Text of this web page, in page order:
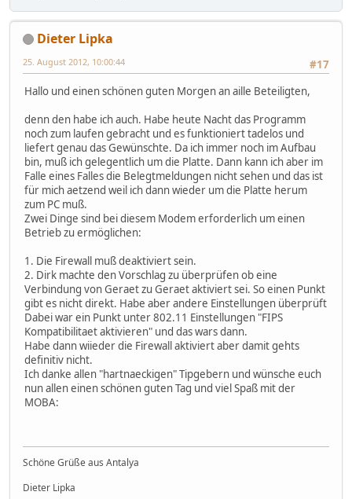
Dieter Lipka
#17
25. August 2012, 10:00:44
Hallo und einen schönen guten Morgen an aille Beteiligten,
denn den habe ich auch. Habe heute Nacht das Programm
noch zum laufen gebracht und es funktioniert tadelos und
liefert genau das Gewünschte. Da ich immer noch im Aufbau
bin, muß ich gelegentlich um die Platte. Dann kann ich aber im
Falle eines Falles die Belegtmeldungen nicht sehen und das ist
für mich aetzend weil ich dann wieder um die Platte herum
zum PC muß.
Zwei Dinge sind bei diesem Modem erforderlich um einen
Betrieb zu ermöglichen:
1. Die Firewall muß deaktiviert sein.
2. Dirk machte den Vorschlag zu überprüfen ob eine
Verbindung von Geraet zu Geraet aktiviert sei. So einen Punkt
gibt es nicht direkt. Habe aber andere Einstellungen überprüft
Dabei war ein Punkt unter 802.11 Einstellungen "FIPS
Kompatibilitaet aktivieren" und das wars dann.
Habe dann wiieder die Firewall aktiviert aber damit gehts
definitiv nicht.
Ich danke allen "hartnaeckigen" Tipgebern und wünsche euch
nun allen einen schönen guten Tag und viel Spaß mit der
MOBA:
Schöne Grüße aus Antalya
Dieter Lipka